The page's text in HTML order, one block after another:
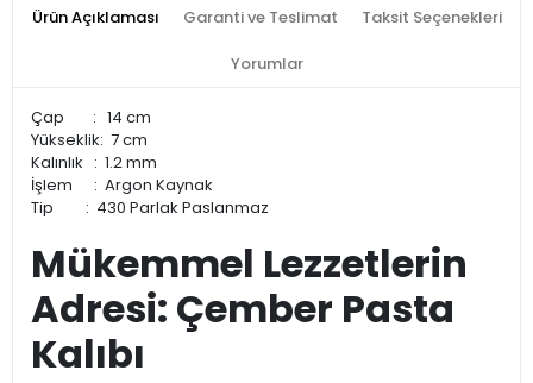
Ürün Açıklaması Garanti ve Teslimat Taksit Seçenekleri
Yorumlar
Çap : 14 cm
Yükseklik: 7 cm
Kalınlık : 1.2 mm
İşlem : Argon Kaynak
Tip : 430 Parlak Paslanmaz
Mükemmel Lezzetlerin
Adresi: Çember Pasta
Kalıbı